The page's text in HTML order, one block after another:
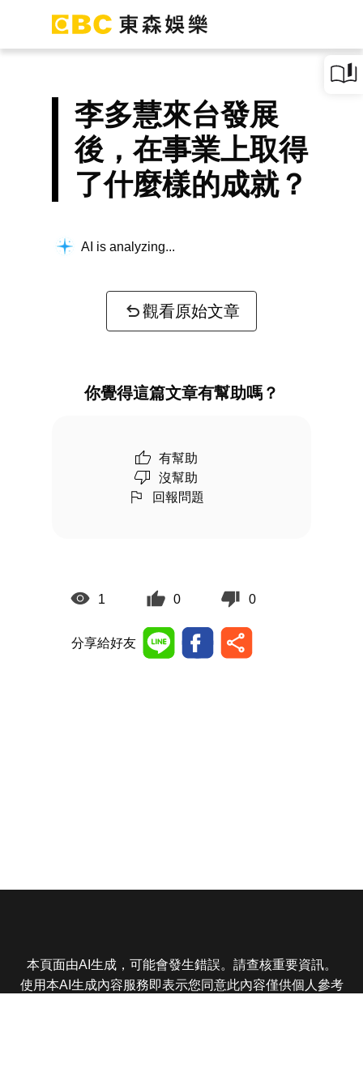
李多慧來台發展
後，在事業上取得
了什麼樣的成就？
AI is analyzing...
觀看原始文章
你覺得這篇文章有幫助嗎？
有幫助
沒幫助
回報問題
1 0 0
分享給好友
本頁面由AI生成，可能會發生錯誤。請查核重要資訊。
使用本AI生成內容服務即表示您同意此內容僅供個人參考